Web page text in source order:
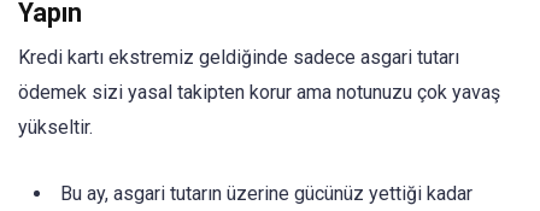
Yapın
Kredi kartı ekstremiz geldiğinde sadece asgari tutarı
ödemek sizi yasal takipten korur ama notunuzu çok yavaş
yükseltir.
Bu ay, asgari tutarın üzerine gücünüz yettiği kadar